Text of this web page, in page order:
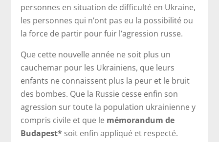
personnes en situation de difficulté en Ukraine,
les personnes qui n’ont pas eu la possibilité ou
la force de partir pour fuir l’agression russe.
Que cette nouvelle année ne soit plus un
cauchemar pour les Ukrainiens, que leurs
enfants ne connaissent plus la peur et le bruit
des bombes. Que la Russie cesse enfin son
agression sur toute la population ukrainienne y
compris civile et que le mémorandum de
Budapest* soit enfin appliqué et respecté.